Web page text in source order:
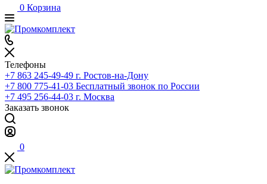
0 Корзина
Телефоны
+7 863 245-49-49 г. Ростов-на-Дону
+7 800 775-41-03 Бесплатный звонок по России
+7 495 256-44-03 г. Москва
Заказать звонок
0